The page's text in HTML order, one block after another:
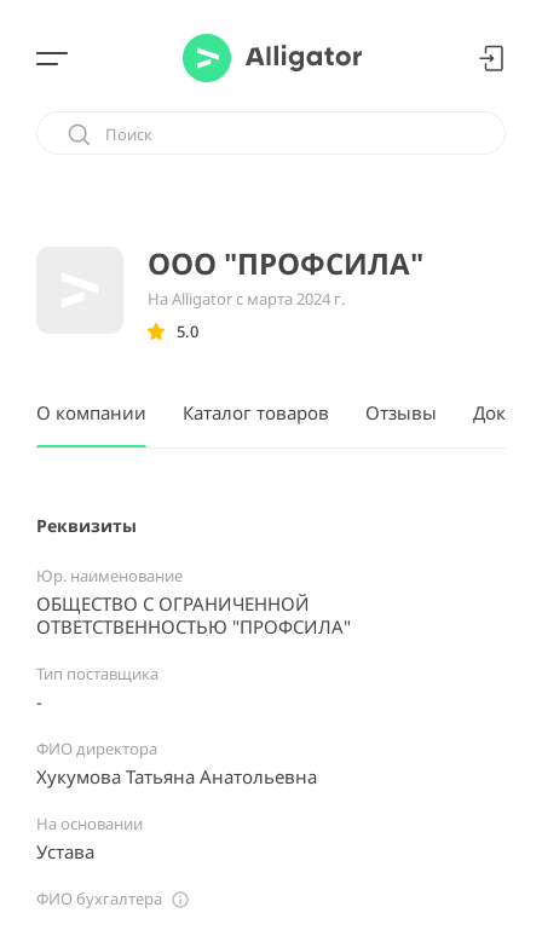
ООО "ПРОФСИЛА"
На Alligator с марта 2024 г.
5.0
О компании Каталог товаров Отзывы
Реквизиты
Юр. наименование
ОБЩЕСТВО С ОГРАНИЧЕННОЙ
ОТВЕТСТВЕННОСТЬЮ "ПРОФСИЛА"
Тип поставщика
-
ФИО директора
Хукумова Татьяна Анатольевна
На основании
Устава
ФИО бухгалтера